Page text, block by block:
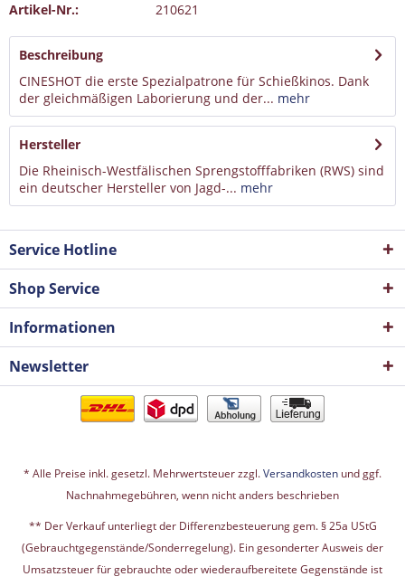
Artikel-Nr.: 210621
Beschreibung
CINESHOT die erste Spezialpatrone für Schießkinos. Dank
der gleichmäßigen Laborierung und der... mehr
Hersteller
Die Rheinisch-Westfälischen Sprengstofffabriken (RWS) sind
ein deutscher Hersteller von Jagd-... mehr
Service Hotline
Shop Service
Informationen
Newsletter
* Alle Preise inkl. gesetzl. Mehrwertsteuer zzgl.Versandkosten und ggf.
Nachnahmegebühren, wenn nicht anders beschrieben
** Der Verkauf unterliegt der Differenzbesteuerung gem. § 25a UStG
(Gebrauchtgegenstände/Sonderregelung). Ein gesonderter Ausweis der
Umsatzsteuer für gebrauchte oder wiederaufbereitete Gegenstände ist